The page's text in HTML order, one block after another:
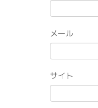
メール
サイト